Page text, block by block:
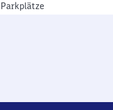
Parkplätze